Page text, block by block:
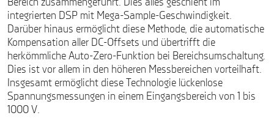
Bereich zusammengeführt. Dies alles geschieht im
integrierten DSP mit Mega-Sample-Geschwindigkeit.
Darüber hinaus ermöglicht diese Methode, die automatische
Kompensation aller DC-Offsets und übertrifft die
herkömmliche Auto-Zero-Funktion bei Bereichsumschaltung.
Dies ist vor allem in den höheren Messbereichen vorteilhaft.
Insgesamt ermöglicht diese Technologie lückenlose
Spannungsmessungen in einem Eingangsbereich von 1 bis
1000 V.